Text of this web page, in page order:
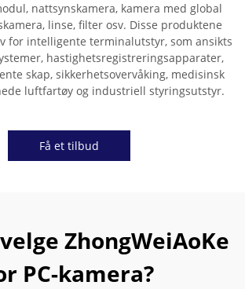
nattsynskamera, kamera med global
linse, filter osv. Disse produktene
for intelligente terminalutstyr, som ansikts
hastighetsregistreringsapparater,
skap, sikkerhetsovervåking, medisinsk
luftfartøy og industriell styringsutstyr.
Få et tilbud
ZhongWeiAoKe
PC-kamera?